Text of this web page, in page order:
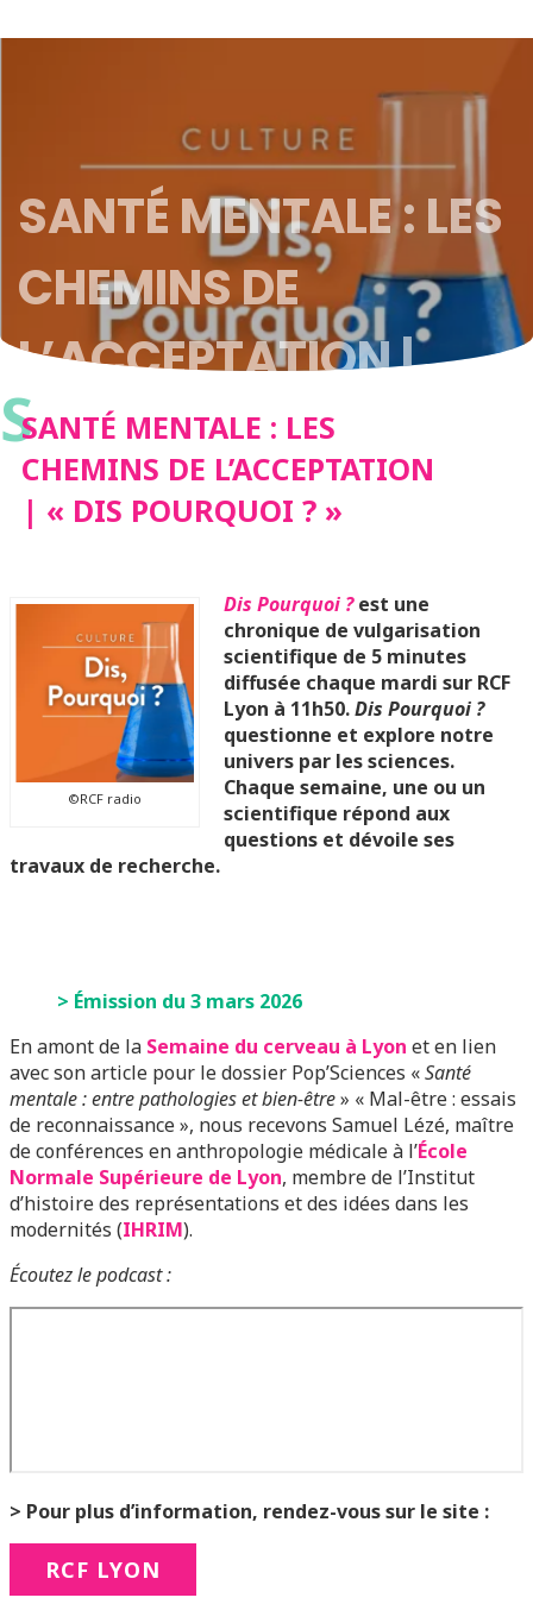
SANTÉ MENTALE : LES
CHEMINS DE
L’ACCEPTATION |
« DIS POURQUOI ? »
SSANTÉ MENTALE : LES
CHEMINS DE L’ACCEPTATION
| « DIS POURQUOI ? »
©RCF radio
Dis Pourquoi ?est une
chronique de vulgarisation
scientifique de 5 minutes
diffusée chaque mardi sur RCF
Lyon à 11h50.Dis Pourquoi ?
questionne et explore notre
univers par les sciences.
Chaque semaine, une ou un
scientifique répond aux
questions et dévoile ses
travaux de recherche.
> Émission du 3 mars 2026
En amont de la Semaine du cerveau à Lyon et en lien
avec son article pour le dossier Pop’Sciences «Santé
mentale : entre pathologies et bien-être» « Mal-être : essais
de reconnaissance », nous recevons Samuel Lézé, maître
de conférences en anthropologie médicale à l’École
Normale Supérieure de Lyon, membre de l’Institut
d’histoire des représentations et des idées dans les
modernités (IHRIM).
Écoutez le podcast :
> Pour plus d’information, rendez-vous sur le site :
RCF LYON